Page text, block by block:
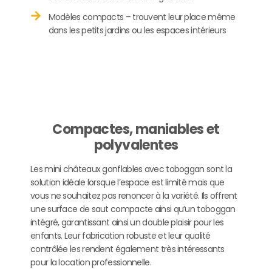
Modèles compacts – trouvent leur place même
dans les petits jardins ou les espaces intérieurs
Compactes, maniables et
polyvalentes
Les mini châteaux gonflables avec toboggan sont la
solution idéale lorsque l’espace est limité mais que
vous ne souhaitez pas renoncer à la variété. Ils offrent
une surface de saut compacte ainsi qu’un toboggan
intégré, garantissant ainsi un double plaisir pour les
enfants. Leur fabrication robuste et leur qualité
contrôlée les rendent également très intéressants
pour la location professionnelle.